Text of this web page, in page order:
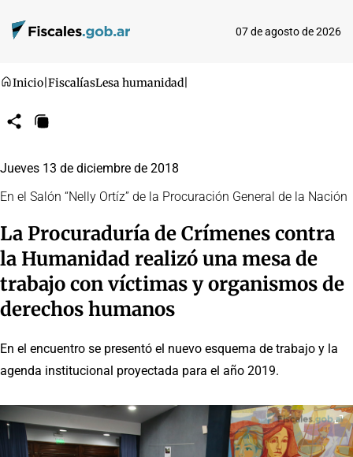
07 de agosto de 2026
Inicio FiscalíasLesa humanidad
CompartirCopiar
Jueves 13 de diciembre de 2018
En el Salón “Nelly Ortíz” de la Procuración General de la Nación
La Procuraduría de Crímenes contra
la Humanidad realizó una mesa de
trabajo con víctimas y organismos de
derechos humanos
En el encuentro se presentó el nuevo esquema de trabajo y la
agenda institucional proyectada para el año 2019.